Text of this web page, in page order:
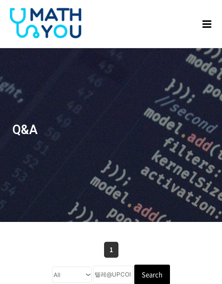
건너뛰기
Q&A
1
Search